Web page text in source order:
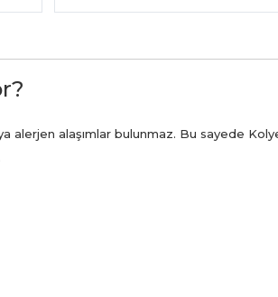
alerjen alaşımlar bulunmaz. Bu sayede